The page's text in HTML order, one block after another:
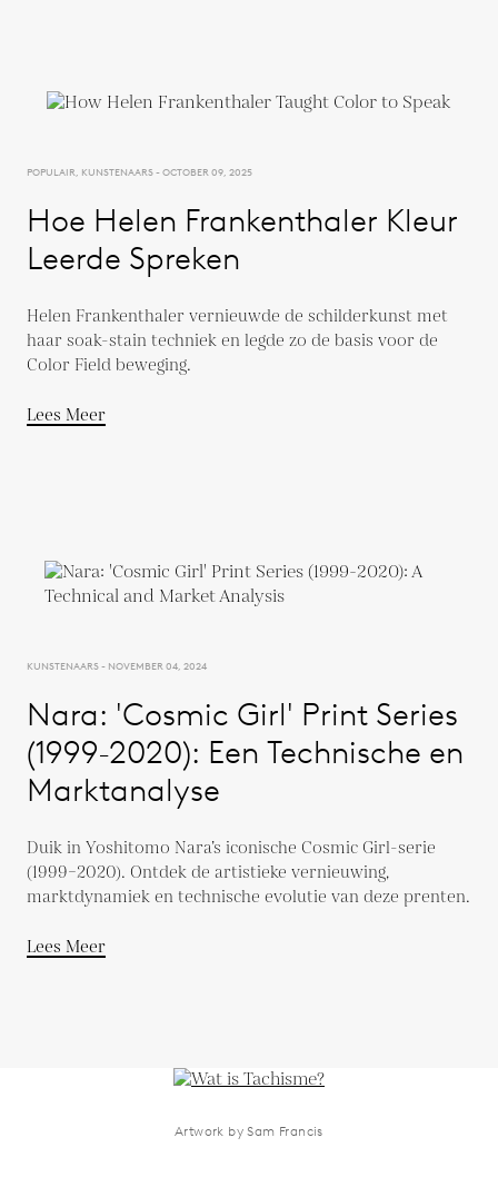
POPULAIR, KUNSTENAARS - OCTOBER 09, 2025
Hoe Helen Frankenthaler Kleur
Leerde Spreken
Helen Frankenthaler vernieuwde de schilderkunst met
haar soak-stain techniek en legde zo de basis voor de
Color Field beweging.
Lees Meer
KUNSTENAARS - NOVEMBER 04, 2024
Nara: 'Cosmic Girl' Print Series
(1999-2020): Een Technische en
Marktanalyse
Duik in Yoshitomo Nara’s iconische Cosmic Girl-serie
(1999–2020). Ontdek de artistieke vernieuwing,
marktdynamiek en technische evolutie van deze prenten.
Lees Meer
Artwork by Sam Francis